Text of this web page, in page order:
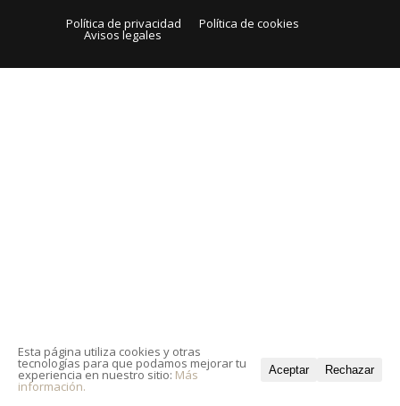
Política de privacidad
Política de cookies
Avisos legales
Esta página utiliza cookies y otras
tecnologías para que podamos mejorar tu
experiencia en nuestro sitio: Más
información.
Aceptar Rechazar